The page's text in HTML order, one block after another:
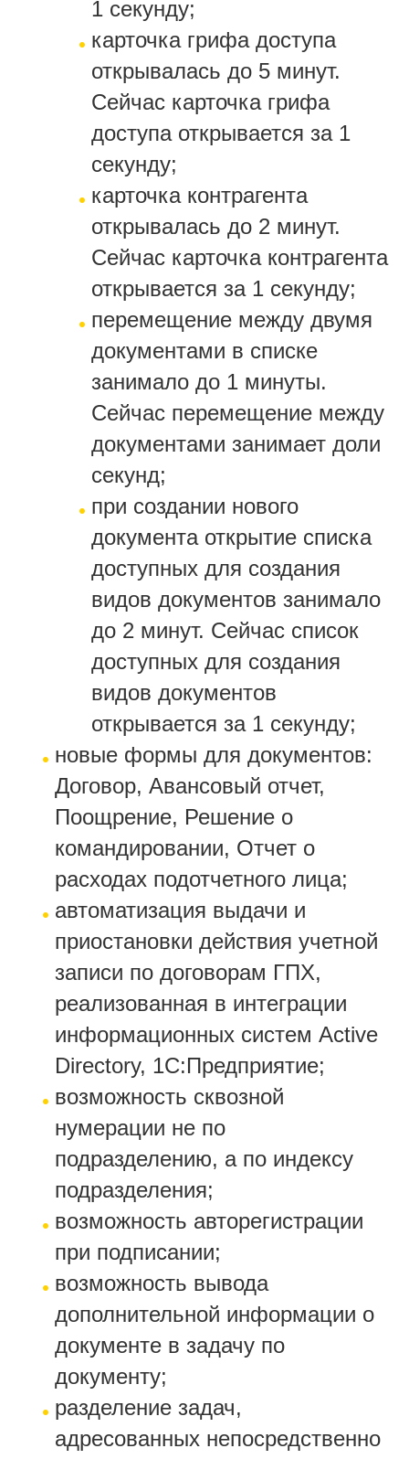
1 секунду;
карточка грифа доступа
открывалась до 5 минут.
Сейчас карточка грифа
доступа открывается за 1
секунду;
карточка контрагента
открывалась до 2 минут.
Сейчас карточка контрагента
открывается за 1 секунду;
перемещение между двумя
документами в списке
занимало до 1 минуты.
Сейчас перемещение между
документами занимает доли
секунд;
при создании нового
документа открытие списка
доступных для создания
видов документов занимало
до 2 минут. Сейчас список
доступных для создания
видов документов
открывается за 1 секунду;
новые формы для документов:
Договор, Авансовый отчет,
Поощрение, Решение о
командировании, Отчет о
расходах подотчетного лица;
автоматизация выдачи и
приостановки действия учетной
записи по договорам ГПХ,
реализованная в интеграции
информационных систем Active
Directory, 1C:Предприятие;
возможность сквозной
нумерации не по
подразделению, а по индексу
подразделения;
возможность авторегистрации
при подписании;
возможность вывода
дополнительной информации о
документе в задачу по
документу;
разделение задач,
адресованных непосредственно